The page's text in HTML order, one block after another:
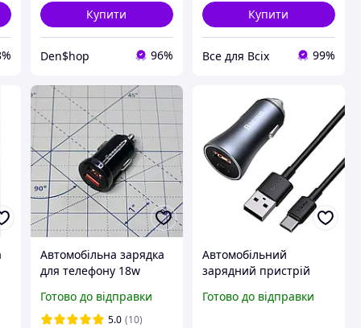
Купити
Den$hop 96%
Купити
Все для Всіх 99%
Автомобільна зарядка
для телефону 18w
Готово до відправки
5.0 (10)
Автомобільний
зарядний пристрій
зарядкою 40W 5A та
Готово до відправки